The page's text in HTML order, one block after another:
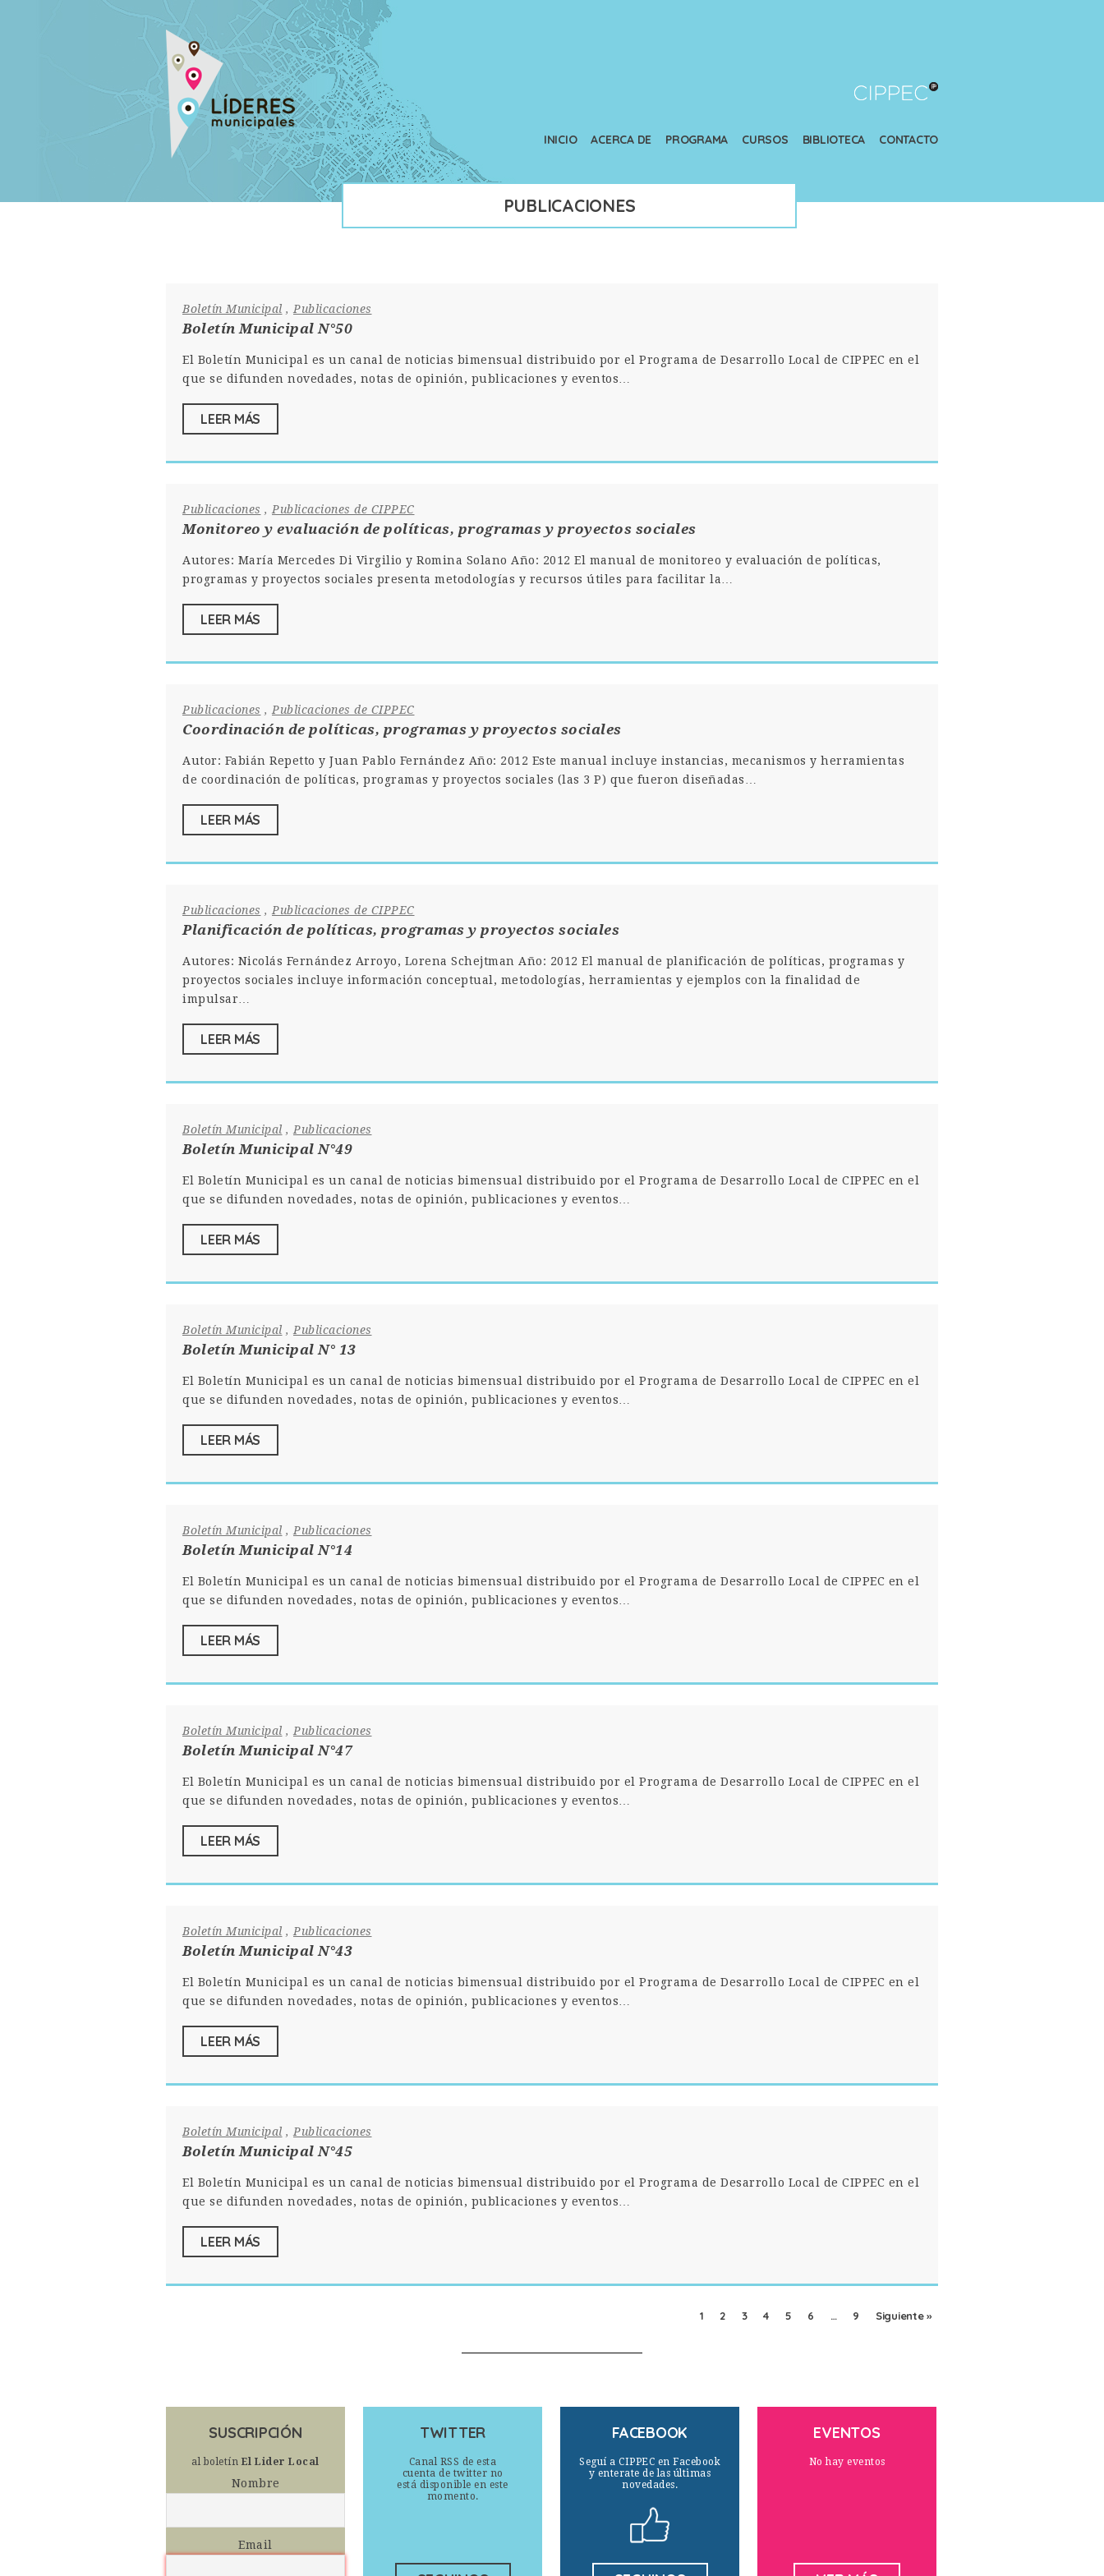
INICIO ACERCA DE PROGRAMA CURSOS BIBLIOTECA CONTACTO
PUBLICACIONES
Boletín Municipal , Publicaciones
Boletín Municipal N°50
El Boletín Municipal es un canal de noticias bimensual distribuido por el Programa de Desarrollo Local de CIPPEC en el
que se difunden novedades, notas de opinión, publicaciones y eventos…
LEER MÁS
Publicaciones , Publicaciones de CIPPEC
Monitoreo y evaluación de políticas, programas y proyectos sociales
Autores: María Mercedes Di Virgilio y Romina Solano Año: 2012 El manual de monitoreo y evaluación de políticas,
programas y proyectos sociales presenta metodologías y recursos útiles para facilitar la…
LEER MÁS
Publicaciones , Publicaciones de CIPPEC
Coordinación de políticas, programas y proyectos sociales
Autor: Fabián Repetto y Juan Pablo Fernández Año: 2012 Este manual incluye instancias, mecanismos y herramientas
de coordi­nación de políticas, programas y proyectos sociales (las 3 P) que fueron diseñadas…
LEER MÁS
Publicaciones , Publicaciones de CIPPEC
Planificación de políticas, programas y proyectos sociales
Autores: Nicolás Fernández Arroyo, Lorena Schejtman Año: 2012 El manual de planificación de políticas, programas y
proyectos sociales incluye información conceptual, metodologías, herramientas y ejemplos con la finalidad de
impulsar…
LEER MÁS
Boletín Municipal , Publicaciones
Boletín Municipal N°49
El Boletín Municipal es un canal de noticias bimensual distribuido por el Programa de Desarrollo Local de CIPPEC en el
que se difunden novedades, notas de opinión, publicaciones y eventos…
LEER MÁS
Boletín Municipal , Publicaciones
Boletín Municipal N° 13
El Boletín Municipal es un canal de noticias bimensual distribuido por el Programa de Desarrollo Local de CIPPEC en el
que se difunden novedades, notas de opinión, publicaciones y eventos…
LEER MÁS
Boletín Municipal , Publicaciones
Boletín Municipal N°14
El Boletín Municipal es un canal de noticias bimensual distribuido por el Programa de Desarrollo Local de CIPPEC en el
que se difunden novedades, notas de opinión, publicaciones y eventos…
LEER MÁS
Boletín Municipal , Publicaciones
Boletín Municipal N°47
El Boletín Municipal es un canal de noticias bimensual distribuido por el Programa de Desarrollo Local de CIPPEC en el
que se difunden novedades, notas de opinión, publicaciones y eventos…
LEER MÁS
Boletín Municipal , Publicaciones
Boletín Municipal N°43
El Boletín Municipal es un canal de noticias bimensual distribuido por el Programa de Desarrollo Local de CIPPEC en el
que se difunden novedades, notas de opinión, publicaciones y eventos…
LEER MÁS
Boletín Municipal , Publicaciones
Boletín Municipal N°45
El Boletín Municipal es un canal de noticias bimensual distribuido por el Programa de Desarrollo Local de CIPPEC en el
que se difunden novedades, notas de opinión, publicaciones y eventos…
LEER MÁS
1 2 3 4 5 6 … 9 Siguiente »
SUSCRIPCIÓN
al boletín El Lider Local
Nombre
Email
TWITTER
Canal RSS de esta
cuenta de twitter no
está disponible en este
momento.
FACEBOOK
Seguí a CIPPEC en Facebook
y enterate de las últimas
novedades.
EVENTOS
No hay eventos